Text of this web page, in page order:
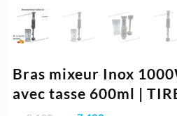
Bras mixeur Inox
avec tasse 600ml |